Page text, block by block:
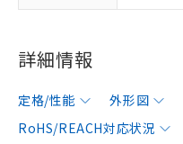
詳細情報
定格/性能 外形図
RoHS/REACH対応状況